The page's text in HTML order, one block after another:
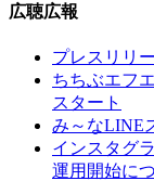
広聴広報
プレスリリ
ちちぶエフ
スタート
み～なLINE
インスタグ
運用開始に